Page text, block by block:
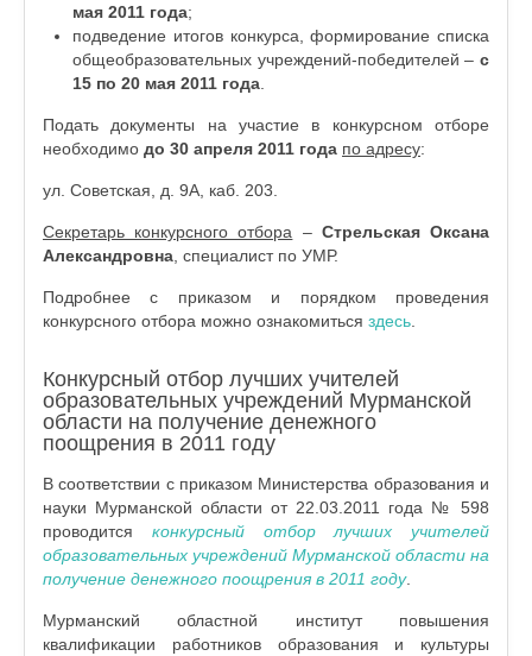
мая 2011 года;
подведение итогов конкурса, формирование списка
общеобразовательных учреждений-победителей – с
15 по 20 мая 2011 года
Подать документы на участие в конкурсном отборе
необходимо до 30 апреля 2011 года по адресу:
ул. Советская, д. 9А, каб. 203.
Секретарь конкурсного отбора – Стрельская Оксана
Александровна , специалист по УМР.
Подробнее с приказом и порядком проведения
конкурсного отбора можно ознакомиться здесь
Конкурсный отбор лучших учителей
образовательных учреждений Мурманской
области на получение денежного
поощрения в 2011 году
В соответствии с приказом Министерства образования и
науки Мурманской области от 22.03.2011 года № 598
проводится конкурсный отбор лучших учителей
образовательных учреждений Мурманской области на
получение денежного поощрения в 2011 году.
Мурманский областной институт повышения
квалификации работников образования и культуры